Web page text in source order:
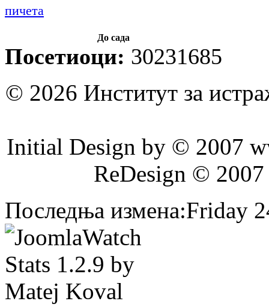
пичета
До сада
Посетиоци: 30231685
© 2026 Институт за
Initial Design by © 2007
ReDesign ©
Последња измена:Friday